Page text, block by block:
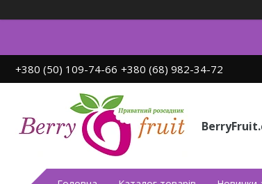
+380 (50) 109-74-66 +380 (68) 982-34-72